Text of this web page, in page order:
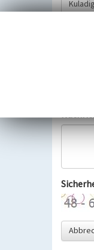
Wir